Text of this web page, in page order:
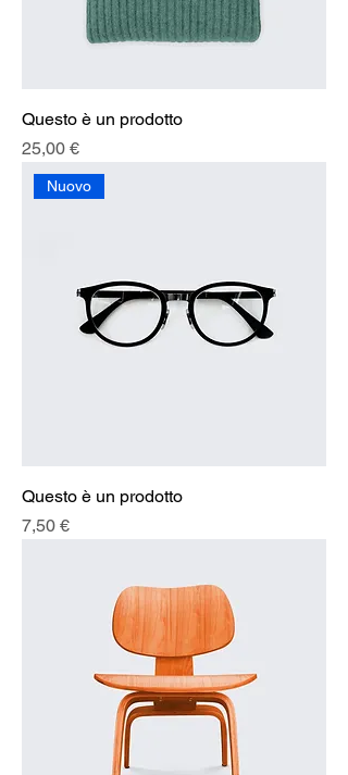
Questo è un prodotto
Prezzo
25,00 €
Nuovo
Questo è un prodotto
Prezzo
7,50 €